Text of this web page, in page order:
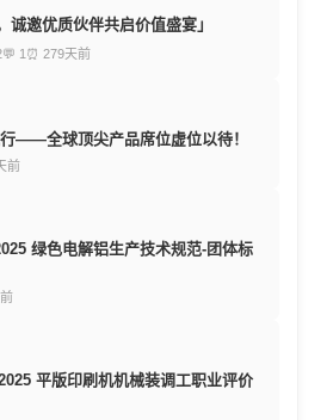
诚邀优质伙伴共启价值盛宴」
💬 1 ⏰ 279天前
——全球顶尖产品席位虚位以待！
前
绿色电解铝生产技术规范-团体标
平版印刷机机械装调工职业评价